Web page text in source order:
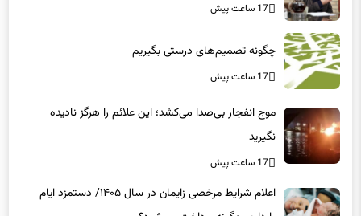
17 ساعت پیش
چگونه تصمیم‌های درستی بگیریم
17 ساعت پیش
موج انفجار بی‌صدا می‌کشد؛ این علائم را هرگز نادیده
نگیرید
17 ساعت پیش
اعلام شرایط مرخصی زایمان در سال ۱۴۰۵/ دستمزد ایام